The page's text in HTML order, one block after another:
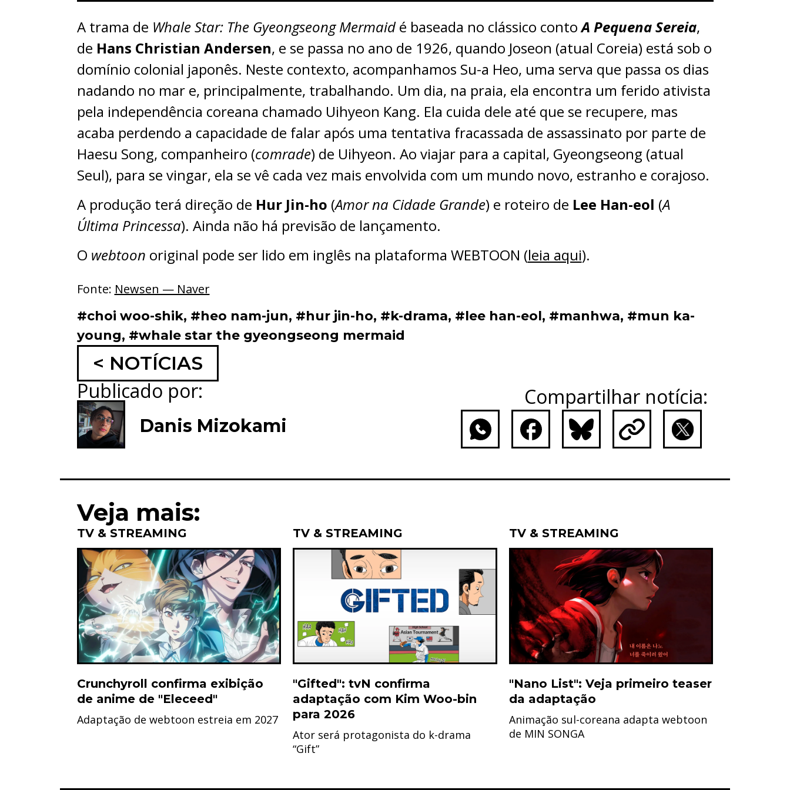
A trama de Whale Star: The Gyeongseong Mermaidé baseada no clássico contoA Pequena Sereia,
de Hans Christian Andersen, e se passa no ano de 1926, quando Joseon (atual Coreia) está sob o
domínio colonial japonês. Neste contexto, acompanhamos Su-a Heo, uma serva que passa os dias
nadando no mar e, principalmente, trabalhando. Um dia, na praia, ela encontra um ferido ativista
pela independência coreana chamado Uihyeon Kang. Ela cuida dele até que se recupere, mas
acaba perdendo a capacidade de falar após uma tentativa fracassada de assassinato por parte de
Haesu Song, companheiro (comrade) de Uihyeon. Ao viajar para a capital, Gyeongseong (atual
Seul), para se vingar, ela se vê cada vez mais envolvida com um mundo novo, estranho e corajoso.
A produção terá direção de Hur Jin-ho (Amor na Cidade Grande) e roteiro de Lee Han-eol (A
Última Princessa). Ainda não há previsão de lançamento.
O webtoon original pode ser lido em inglês na plataforma WEBTOON (leia aqui).
Fonte: Newsen — Naver
#choi woo-shik, #heo nam-jun, #hur jin-ho, #k-drama, #lee han-eol, #manhwa, #mun ka-
young, #whale star the gyeongseong mermaid
< NOTÍCIAS
Publicado por:
Danis Mizokami
Compartilhar notícia:
Veja mais:
TV & STREAMING
Crunchyroll confirma exibição
de anime de "Eleceed"
Adaptação de webtoon estreia em 2027
TV & STREAMING
"Gifted": tvN confirma
adaptação com Kim Woo-bin
para 2026
Ator será protagonista do k-drama
“Gift”
TV & STREAMING
"Nano List": Veja primeiro teaser
da adaptação
Animação sul-coreana adapta webtoon
de MIN SONGA